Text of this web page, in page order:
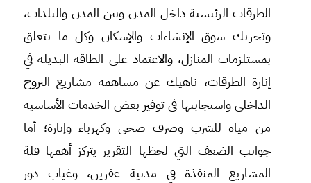
الطرقات الرئيسية داخل المدن وبين المدن والبلدات،
وتحريك سوق الإنشاءات والإسكان وكل ما يتعلق
بمستلزمات المنازل، والاعتماد على الطاقة البديلة في
إنارة الطرقات، ناهيك عن مساهمة مشاريع النزوح
الداخلي واستجابتها في توفير بعض الخدمات الأساسية
من مياه للشرب وصرف صحي وكهرباء وإنارة؛ أما
جوانب الضعف التي لحظها التقرير يتركز أهمها قلة
المشاريع المنفذة في مدنية عفرين، وغياب دور